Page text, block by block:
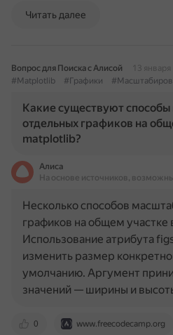
Читать далее
Вопрос для Поиска с Алисой
13 января
#Matplotlib
#Графики
Какие существуют
отдельных графиков на
matplotlib?
Алиса
На основе источников,
0 www.freecodecamp.org
Несколько способов
графиков на общем
Использование атрибута
изменить размер
умолчанию. Аргумент
значений — ширины и